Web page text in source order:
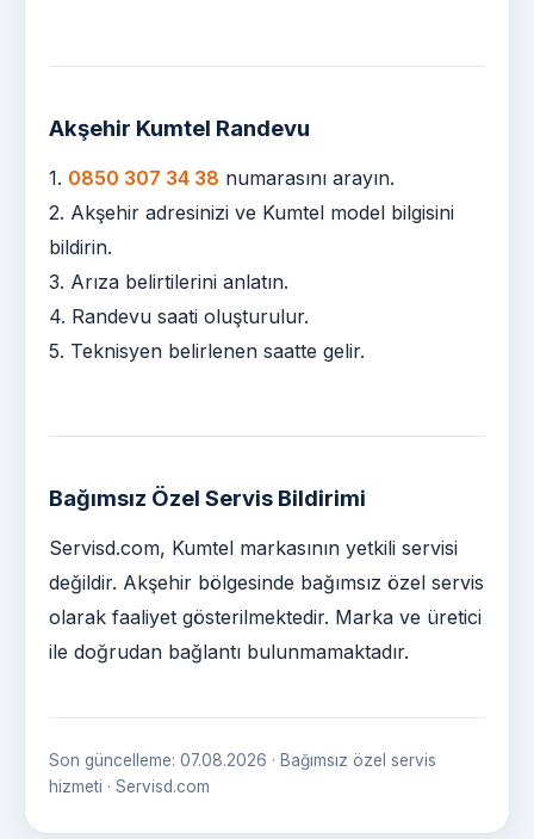
Akşehir Kumtel Randevu
1. 0850 307 34 38 numarasını arayın.
2. Akşehir adresinizi ve Kumtel model bilgisini
bildirin.
3. Arıza belirtilerini anlatın.
4. Randevu saati oluşturulur.
5. Teknisyen belirlenen saatte gelir.
Bağımsız Özel Servis Bildirimi
Servisd.com, Kumtel markasının yetkili servisi
değildir. Akşehir bölgesinde bağımsız özel servis
olarak faaliyet gösterilmektedir. Marka ve üretici
ile doğrudan bağlantı bulunmamaktadır.
Son güncelleme: 07.08.2026 · Bağımsız özel servis
hizmeti · Servisd.com